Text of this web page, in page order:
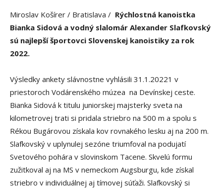
Miroslav Košírer / Bratislava / Rýchlostná kanoistka
Bianka Sidová a vodný slalomár Alexander Slafkovský
sú najlepší športovci Slovenskej kanoistiky za rok
2022.
Výsledky ankety slávnostne vyhlásili 31.1.20221 v
priestoroch Vodárenského múzea na Devínskej ceste.
Bianka Sidová k titulu juniorskej majsterky sveta na
kilometrovej trati si pridala striebro na 500 m a spolu s
Rékou Bugárovou získala kov rovnakého lesku aj na 200 m.
Slafkovský v uplynulej sezóne triumfoval na podujatí
Svetového pohára v slovinskom Tacene. Skvelú formu
zužitkoval aj na MS v nemeckom Augsburgu, kde získal
striebro v individuálnej aj tímovej súťaži. Slafkovský si